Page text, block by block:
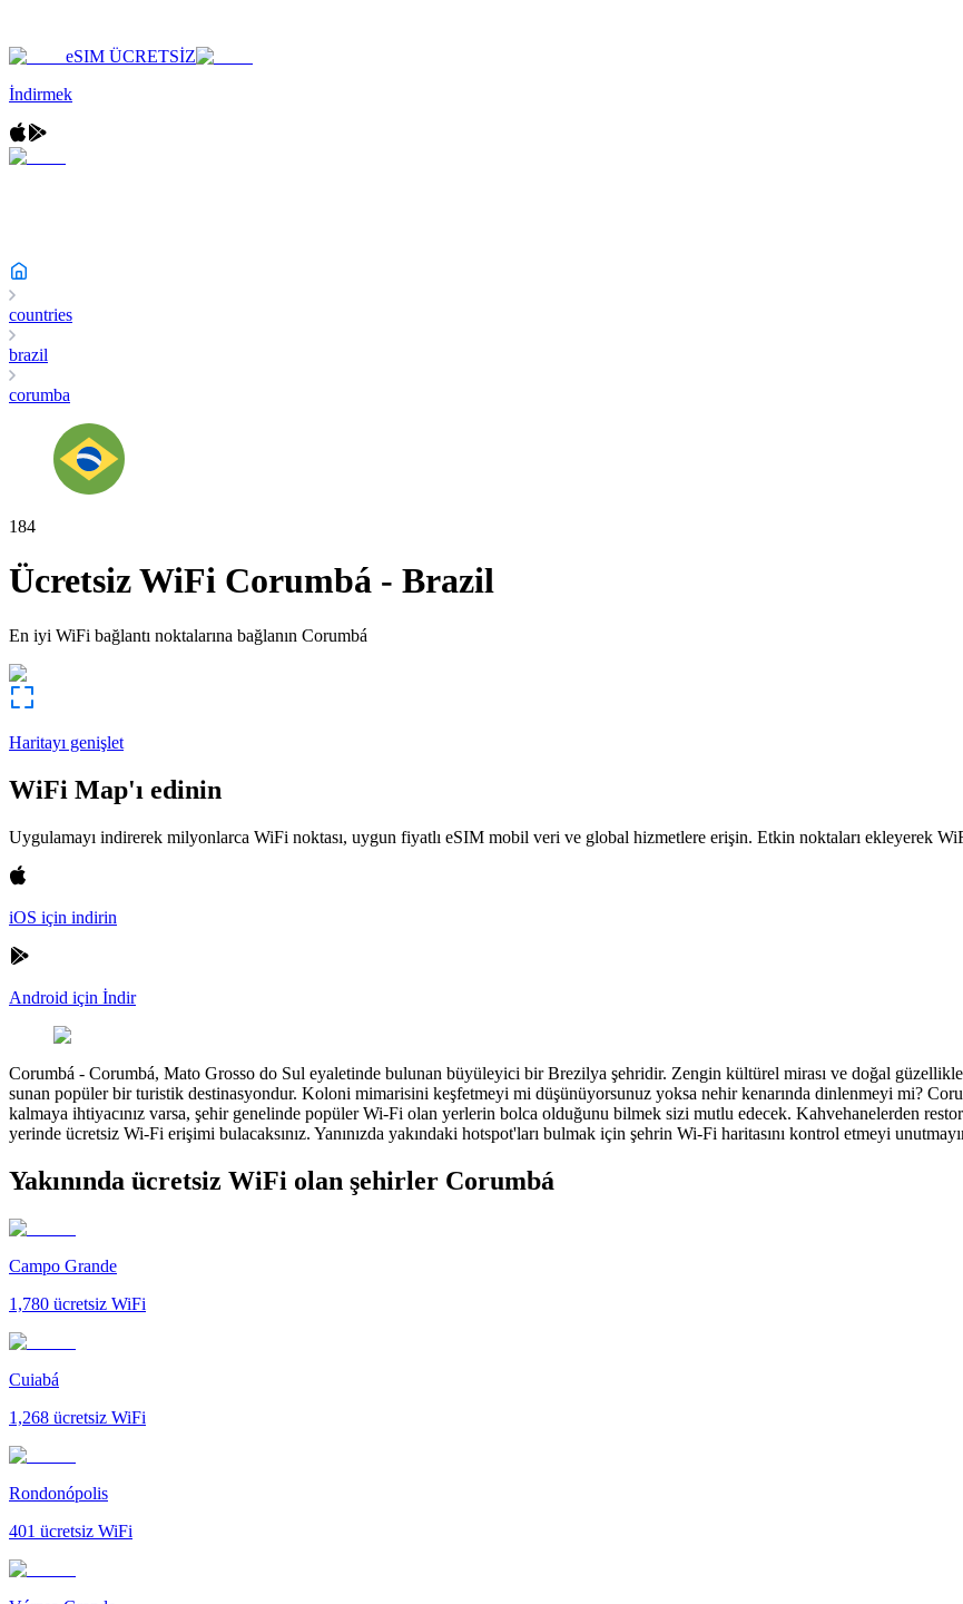
eSIM ÜCRETSİZ
İndirmek
countries
brazil
corumba
184
Ücretsiz WiFi Corumbá - Brazil
En iyi WiFi bağlantı noktalarına bağlanın Corumbá
Haritayı genişlet
WiFi Map'ı edinin
Uygulamayı indirerek milyonlarca WiFi noktası, uygun fiyatlı eSIM mobil veri ve global hizmetlere erişin. Etkin noktaları ekleyerek
iOS için indirin
Android için İndir
Corumbá - Corumbá, Mato Grosso do Sul eyaletinde bulunan büyüleyici bir Brezilya şehridir. Zengin kültürel mirası ve doğal
sunan popüler bir turistik destinasyondur. Koloni mimarisini keşfetmeyi mi düşünüyorsunuz yoksa nehir kenarında dinlenmeyi mi?
kalmaya ihtiyacınız varsa, şehir genelinde popüler Wi-Fi olan yerlerin bolca olduğunu bilmek sizi mutlu edecek. Kahvehanelerden
yerinde ücretsiz Wi-Fi erişimi bulacaksınız. Yanınızda yakındaki hotspot'ları bulmak için şehrin Wi-Fi haritasını kontrol etmeyi
Yakınında ücretsiz WiFi olan şehirler Corumbá
Campo Grande
1,780 ücretsiz WiFi
Cuiabá
1,268 ücretsiz WiFi
Rondonópolis
401 ücretsiz WiFi